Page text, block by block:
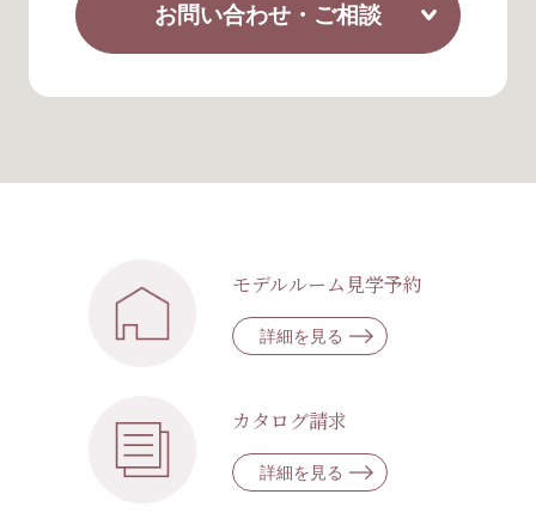
お問い合わせ・ご相談
モデルルーム見学予約
詳細を見る
カタログ請求
詳細を見る